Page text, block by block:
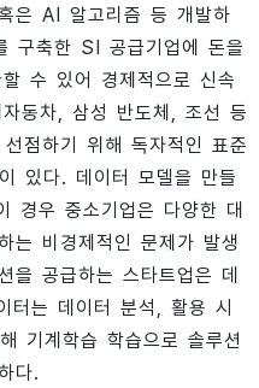
은 AI 알고리즘 등 개발하
구축한 SI 공급기업에 돈을
수 있어 경제적으로 신속
동차, 삼성 반도체, 조선 등
점하기 위해 독자적인 표준
있다. 데이터 모델을 만들
경우 중소기업은 다양한 대
는 비경제적인 문제가 발생
공급하는 스타트업은 데
터는 데이터 분석, 활용 시
기계학습 학습으로 솔루션
다.